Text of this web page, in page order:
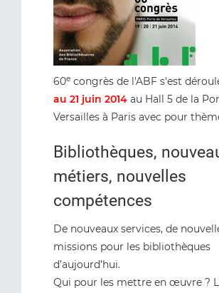
60e congrès de l'ABF s'est
au 21 juin 2014 au Hall 5 de la
Versailles à Paris avec pour
Bibliothèques,
métiers, nouvelles
compétences
De nouveaux services, de
missions pour les bibliothèques
d’aujourd’hui.
Qui pour les mettre en œuvre ?